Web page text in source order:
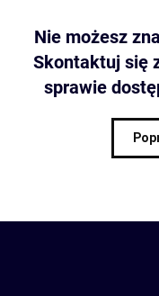
Nie możesz
Skontaktuj się
sprawie